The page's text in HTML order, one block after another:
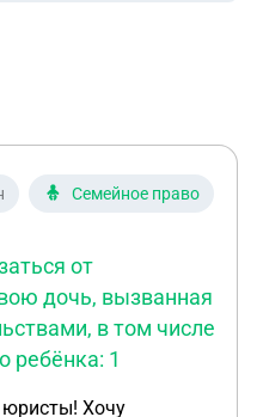
Семейное право
от
дочь, вызванная
в том числе
ребёнка: 1
Хочу